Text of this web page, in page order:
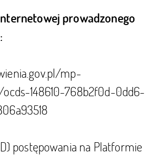
prowadzonego
mp-
148610-768b2f0d-0dd6-
postępowania na Platformie